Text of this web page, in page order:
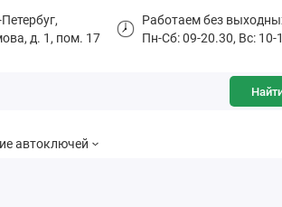
д. 1, пом. 17
Работаем без
Пн-Сб: 09-20.30, Вс: 10-
автоключей